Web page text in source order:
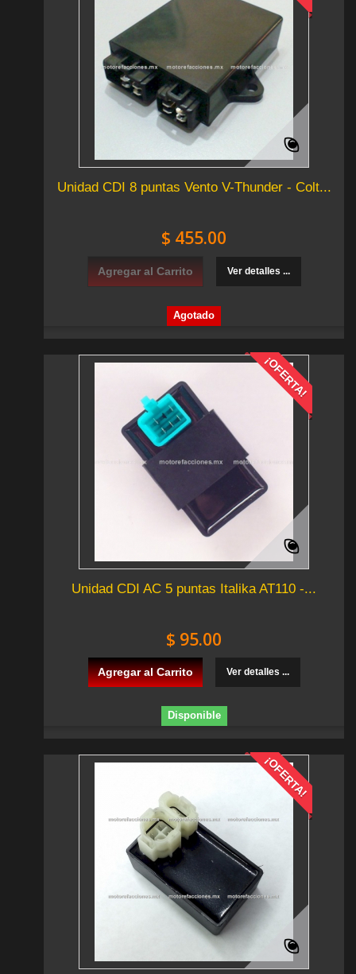
Unidad CDI 8 puntas Vento V-Thunder - Colt...
$ 455.00
Agregar al Carrito Ver detalles ...
Agotado
¡OFERTA!
Unidad CDI AC 5 puntas Italika AT110 -...
$ 95.00
Agregar al Carrito Ver detalles ...
Disponible
¡OFERTA!